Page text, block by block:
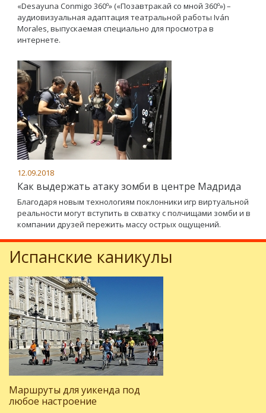
«Desayuna Conmigo 360º» («Позавтракай со мной 360º») –
аудиовизуальная адаптация театральной работы Iván
Morales, выпускаемая специально для просмотра в
интернете.
12.09.2018
Как выдержать атаку зомби в центре Мадрида
Благодаря новым технологиям поклонники игр виртуальной
реальности могут вступить в схватку с полчищами зомби и в
компании друзей пережить массу острых ощущений.
Испанские каникулы
Маршруты для уикенда под
любое настроение